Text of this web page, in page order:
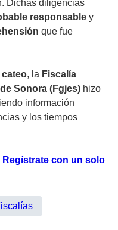
Dichas diligencias
responsable y
que fue
, la Fiscalía
Sonora (Fgjes) hizo
información
y los tiempos
con un solo